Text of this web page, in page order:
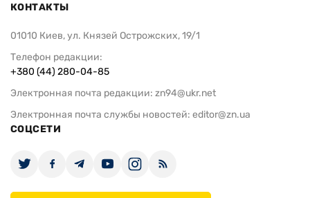
КОНТАКТЫ
01010 Киев, ул. Князей Острожских, 19/1
Телефон редакции:
+380 (44) 280-04-85
Электронная почта редакции: zn94@ukr.net
Электронная почта службы новостей: editor@zn.ua
СОЦСЕТИ